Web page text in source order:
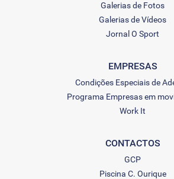
Galerias de Fotos
Galerias de Vídeos
Jornal O Sport
EMPRESAS
Condições Especiais de
Programa Empresas em
Work It
CONTACTOS
GCP
Piscina C. Ourique